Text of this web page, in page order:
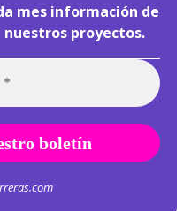
mes información de
nuestros proyectos.